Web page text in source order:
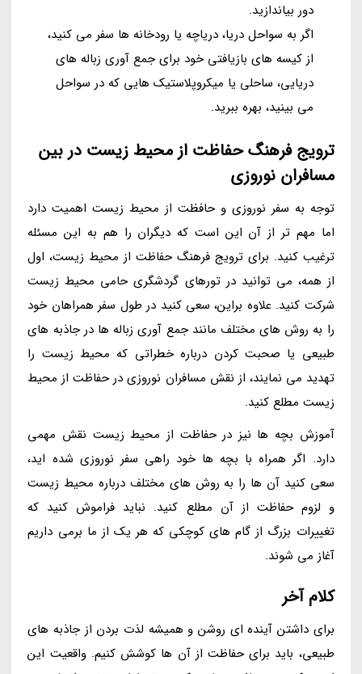
دور بیاندازید.
اگر به سواحل دریا، دریاچه یا رودخانه ها سفر می کنید،
از کیسه های بازیافتی خود برای جمع آوری زباله های
دریایی، ساحلی یا میکروپلاستیک هایی که در سواحل
می بینید، بهره ببرید.
ترویج فرهنگ حفاظت از محیط زیست در بین
مسافران نوروزی
توجه به سفر نوروزی و حافظت از محیط زیست اهمیت دارد
اما مهم تر از آن این است که دیگران را هم به این مسئله
ترغیب کنید. برای ترویج فرهنگ حفاظت از محیط زیست، اول
از همه، می توانید در تورهای گردشگری حامی محیط زیست
شرکت کنید. علاوه براین، سعی کنید در طول سفر همراهان خود
را به روش های مختلف مانند جمع آوری زباله ها در جاذبه های
طبیعی یا صحبت کردن درباره خطراتی که محیط زیست را
تهدید می نمایند، از نقش مسافران نوروزی در حفاظت از محیط
زیست مطلع کنید.
آموزش بچه ها نیز در حفاظت از محیط زیست نقش مهمی
دارد. اگر همراه با بچه ها خود راهی سفر نوروزی شده اید،
سعی کنید آن ها را به روش های مختلف درباره محیط زیست
و لزوم حفاظت از آن مطلع کنید. نباید فراموش کنید که
تغییرات بزرگ از گام های کوچکی که هر یک از ما برمی داریم
آغاز می شوند.
کلام آخر
برای داشتن آینده ای روشن و همیشه لذت بردن از جاذبه های
طبیعی، باید برای حفاظت از آن ها کوشش کنیم. واقعیت این